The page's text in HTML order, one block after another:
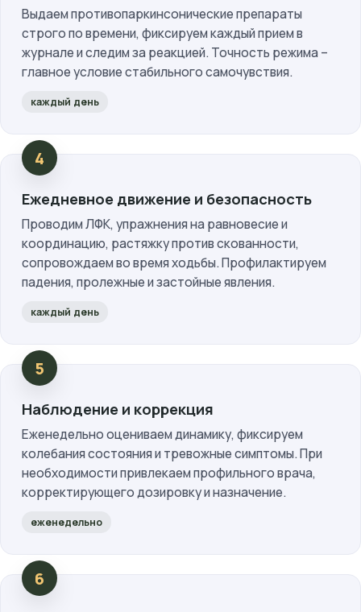
Выдаем противопаркинсонические препараты
строго по времени, фиксируем каждый прием в
журнале и следим за реакцией. Точность режима –
главное условие стабильного самочувствия.
каждый день
Ежедневное движение и безопасность
Проводим ЛФК, упражнения на равновесие и
координацию, растяжку против скованности,
сопровождаем во время ходьбы. Профилактируем
падения, пролежные и застойные явления.
каждый день
Наблюдение и коррекция
Еженедельно оцениваем динамику, фиксируем
колебания состояния и тревожные симптомы. При
необходимости привлекаем профильного врача,
корректирующего дозировку и назначение.
еженедельно